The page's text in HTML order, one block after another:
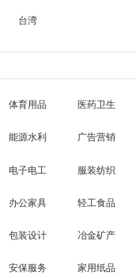
台湾
体育用品 医药卫生
能源水利 广告营销
电子电工 服装纺织
办公家具 轻工食品
包装设计 冶金矿产
安保服务 家用纸品